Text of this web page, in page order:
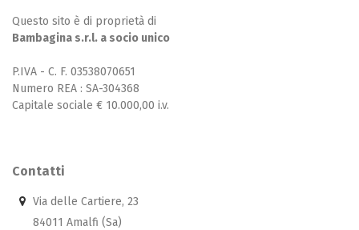
Questo sito è di proprietà di
Bambagina s.r.l. a socio unico
P.IVA - C. F. 03538070651
Numero REA : SA-304368
Capitale sociale € 10.000,00 i.v.
Contatti
Via delle Cartiere, 23
84011 Amalfi (Sa)